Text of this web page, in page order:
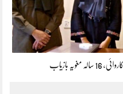
مغویہ بازیاب